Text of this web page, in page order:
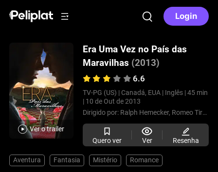
Login
Ver o trailer
Era Uma Vez no País das
Maravilhas (2013)
6.6
TV-PG (US) | Canadá, EUA | Inglês | 45 min
| 10 de Out de 2013
Dirigido por: Ralph Hemecker, Romeo Tirone,
Quero ver Ver Resenha
Aventura Fantasia Mistério Romance